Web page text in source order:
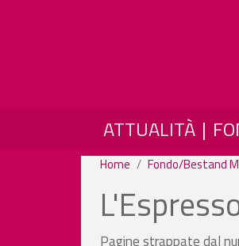
MAIN
ATTUALITÀ
Home Fondo/Bestand
Pagine strappate dal